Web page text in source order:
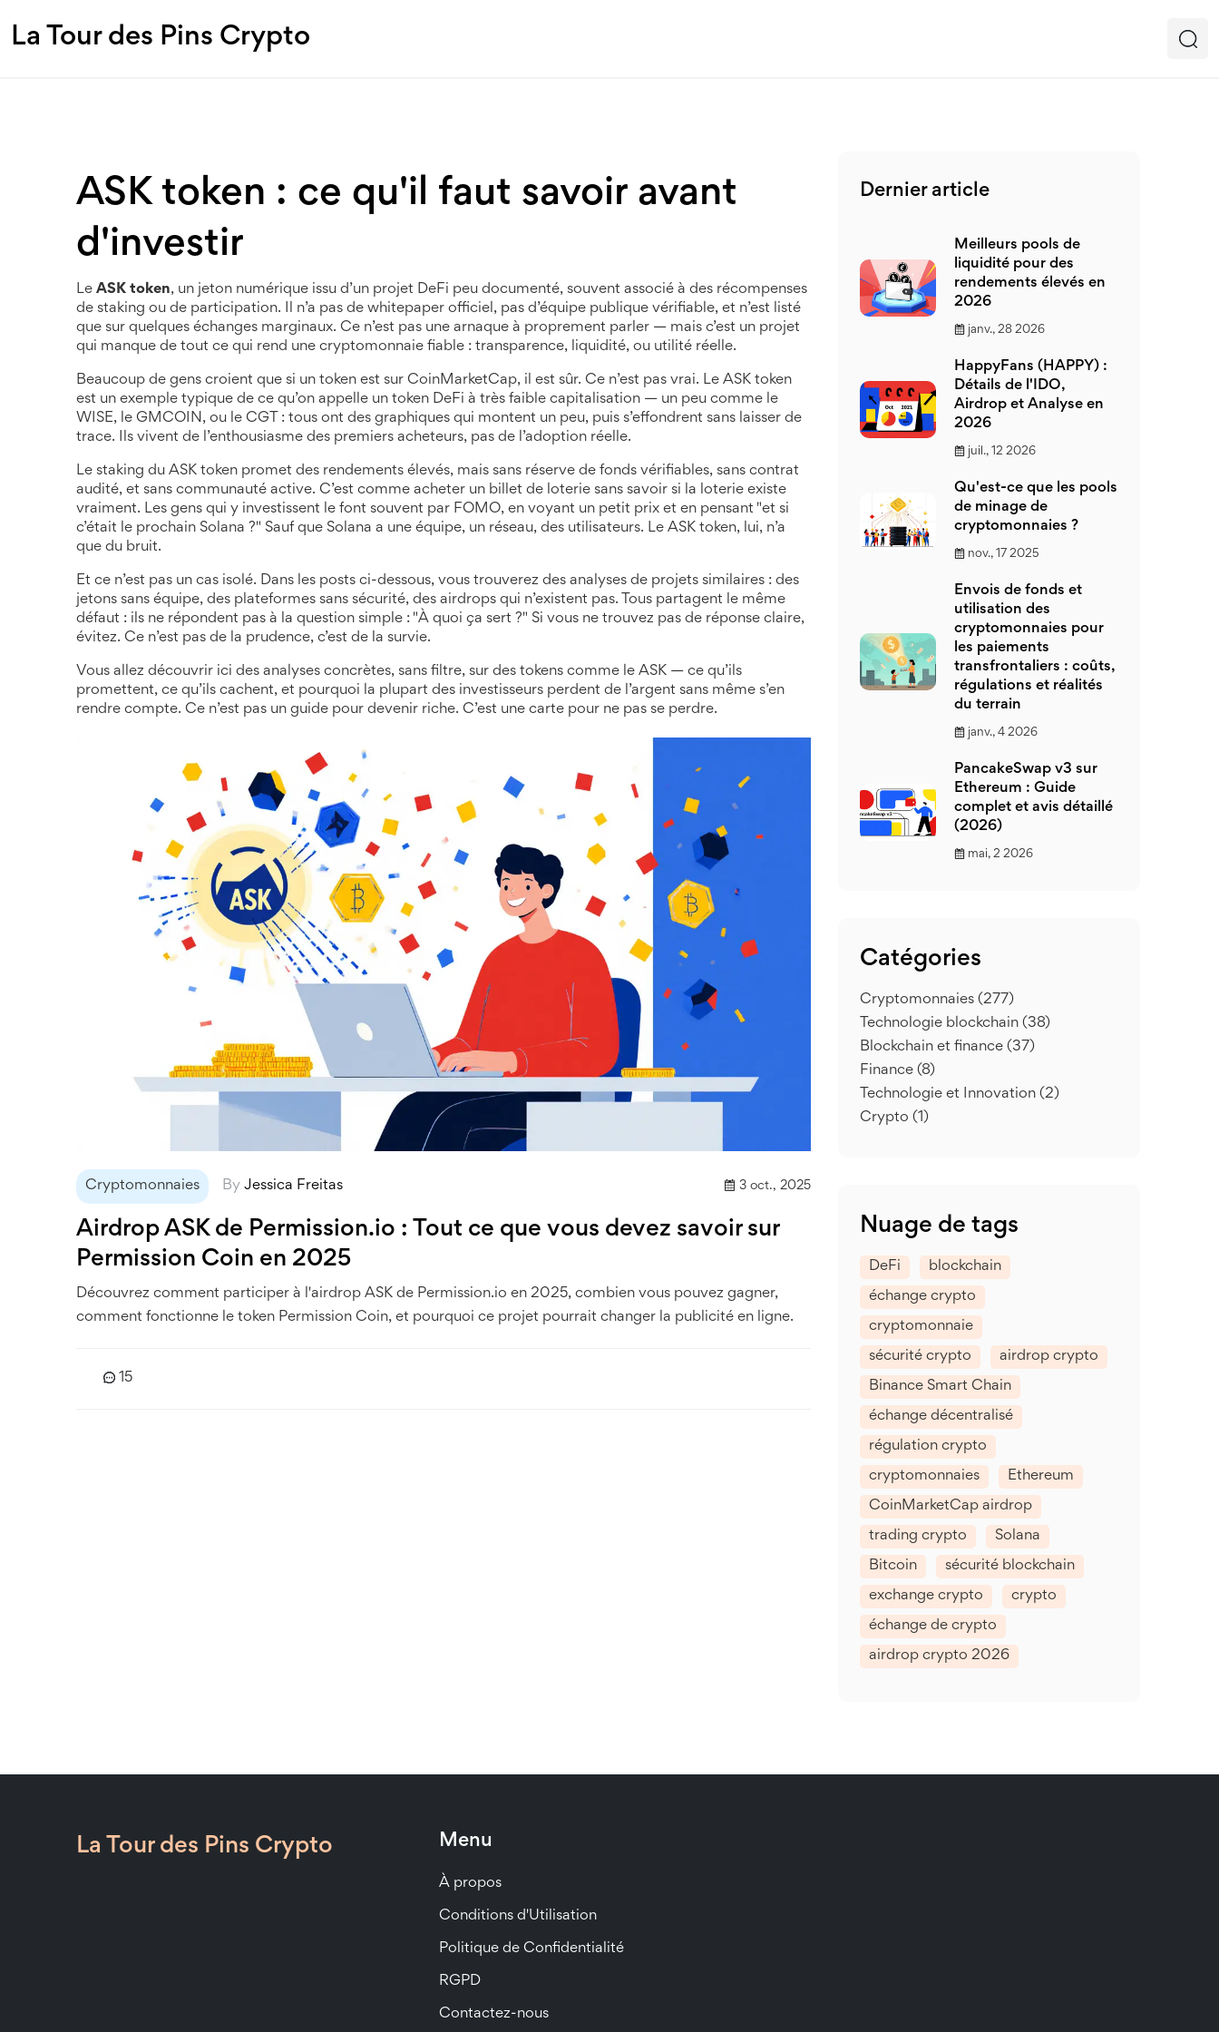
La Tour des Pins Crypto
ASK token : ce qu'il faut savoir avant
d'investir
Le ASK token, un jeton numérique issu d’un projet DeFi peu documenté, souvent associé à des récompenses
de staking ou de participation. Il n’a pas de whitepaper officiel, pas d’équipe publique vérifiable, et n’est listé
que sur quelques échanges marginaux. Ce n’est pas une arnaque à proprement parler — mais c’est un projet
qui manque de tout ce qui rend une cryptomonnaie fiable : transparence, liquidité, ou utilité réelle.
Beaucoup de gens croient que si un token est sur CoinMarketCap, il est sûr. Ce n’est pas vrai. Le ASK token
est un exemple typique de ce qu’on appelle un token DeFi à très faible capitalisation — un peu comme le
WISE, le GMCOIN, ou le CGT : tous ont des graphiques qui montent un peu, puis s’effondrent sans laisser de
trace. Ils vivent de l’enthousiasme des premiers acheteurs, pas de l’adoption réelle.
Le staking du ASK token promet des rendements élevés, mais sans réserve de fonds vérifiables, sans contrat
audité, et sans communauté active. C’est comme acheter un billet de loterie sans savoir si la loterie existe
vraiment. Les gens qui y investissent le font souvent par FOMO, en voyant un petit prix et en pensant "et si
c’était le prochain Solana ?" Sauf que Solana a une équipe, un réseau, des utilisateurs. Le ASK token, lui, n’a
que du bruit.
Et ce n’est pas un cas isolé. Dans les posts ci-dessous, vous trouverez des analyses de projets similaires : des
jetons sans équipe, des plateformes sans sécurité, des airdrops qui n’existent pas. Tous partagent le même
défaut : ils ne répondent pas à la question simple : "À quoi ça sert ?" Si vous ne trouvez pas de réponse claire,
évitez. Ce n’est pas de la prudence, c’est de la survie.
Vous allez découvrir ici des analyses concrètes, sans filtre, sur des tokens comme le ASK — ce qu’ils
promettent, ce qu’ils cachent, et pourquoi la plupart des investisseurs perdent de l’argent sans même s’en
rendre compte. Ce n’est pas un guide pour devenir riche. C’est une carte pour ne pas se perdre.
Cryptomonnaies By Jessica Freitas 3 oct., 2025
Airdrop ASK de Permission.io : Tout ce que vous devez savoir sur
Permission Coin en 2025
Découvrez comment participer à l'airdrop ASK de Permission.io en 2025, combien vous pouvez gagner,
comment fonctionne le token Permission Coin, et pourquoi ce projet pourrait changer la publicité en ligne.
15
Dernier article
Meilleurs pools de
liquidité pour des
rendements élevés en
2026
janv., 28 2026
HappyFans (HAPPY) :
Détails de l'IDO,
Airdrop et Analyse en
2026
juil., 12 2026
Qu'est-ce que les pools
de minage de
cryptomonnaies ?
nov., 17 2025
Envois de fonds et
utilisation des
cryptomonnaies pour
les paiements
transfrontaliers : coûts,
régulations et réalités
du terrain
janv., 4 2026
PancakeSwap v3 sur
Ethereum : Guide
complet et avis détaillé
(2026)
mai, 2 2026
Catégories
Cryptomonnaies (277)
Technologie blockchain (38)
Blockchain et finance (37)
Finance (8)
Technologie et Innovation (2)
Crypto (1)
Nuage de tags
DeFi blockchain
échange crypto
cryptomonnaie
sécurité crypto airdrop crypto
Binance Smart Chain
échange décentralisé
régulation crypto
cryptomonnaies Ethereum
CoinMarketCap airdrop
trading crypto Solana
Bitcoin sécurité blockchain
exchange crypto crypto
échange de crypto
airdrop crypto 2026
La Tour des Pins Crypto Menu
À propos
Conditions d'Utilisation
Politique de Confidentialité
RGPD
Contactez-nous